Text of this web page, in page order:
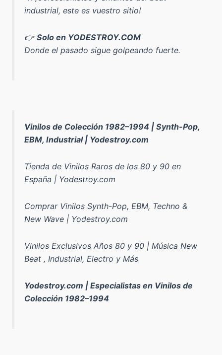
industrial, este es vuestro sitio!
👉Solo en YODESTROY.COM
Donde el pasado sigue golpeando fuerte.
Vinilos de Colección 1982–1994 | Synth-Pop,
EBM, Industrial | Yodestroy.com
Tienda de Vinilos Raros de los 80 y 90 en
España | Yodestroy.com
Comprar Vinilos Synth-Pop, EBM, Techno &
New Wave | Yodestroy.com
Vinilos Exclusivos Años 80 y 90 | Música New
Beat , Industrial, Electro y Más
Yodestroy.com | Especialistas en Vinilos de
Colección 1982–1994